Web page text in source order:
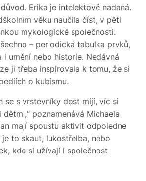
Erika je intelektově nadaná.
věku naučila číst, v pěti
mykologické společnosti.
– periodická tabulka prvků,
i umění nebo historie. Nedávná
ji třeba inspirovala k tomu, že si
o kubismu.
se s vrstevníky dost míjí, víc si
poznamenává Michaela
mají spoustu aktivit odpoledne
to skaut, lukostřelba, nebo
kde si užívají i společnost